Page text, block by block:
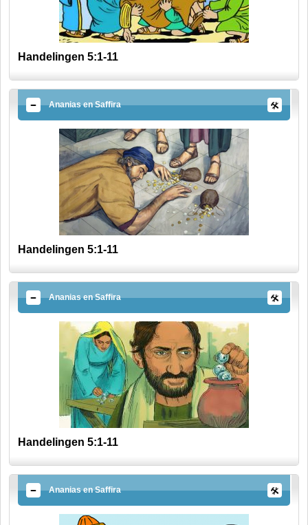
Handelingen 5:1-11
Ananias en Saffira
Handelingen 5:1-11
Ananias en Saffira
Handelingen 5:1-11
Ananias en Saffira